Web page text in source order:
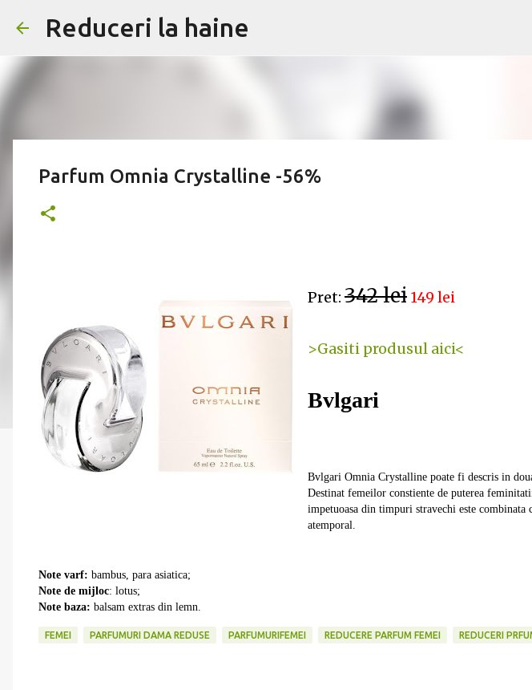
Reduceri la haine
Parfum Omnia Crystalline -56%
Pret: 342 lei 149 lei
>Gasiti produsul aici<
Bvlgari
Bvlgari Omnia Crystalline poate fi descris in
Destinat femeilor constiente de puterea
impetuoasa din timpuri stravechi este
atemporal.
Note varf: bambus, para asiatica;
Note de mijloc: lotus;
Note baza: balsam extras din lemn.
FEMEI PARFUMURI DAMA REDUSE PARFUMURIFEMEI REDUCERE PARFUM FEMEI REDUCERI